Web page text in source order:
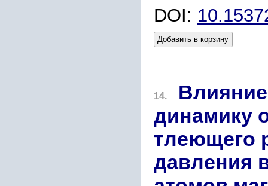
DOI:
Добавить в корзину
14.
динамику
тлеющего
давления